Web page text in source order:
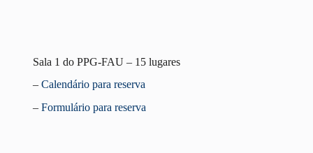
Sala 1 do PPG-FAU – 15 lugares
– Calendário para reserva
– Formulário para reserva